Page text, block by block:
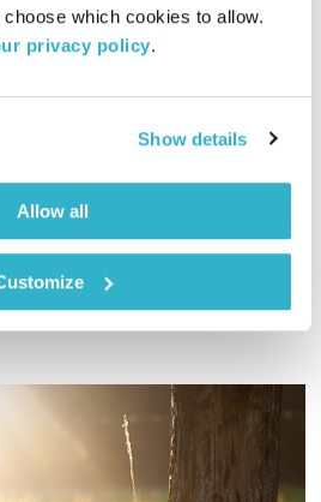
which cookies to allow.
privacy policy.
Show details
Allow all
אודיו